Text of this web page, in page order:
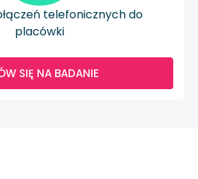
telefonicznych do
placówki
SIĘ NA BADANIE